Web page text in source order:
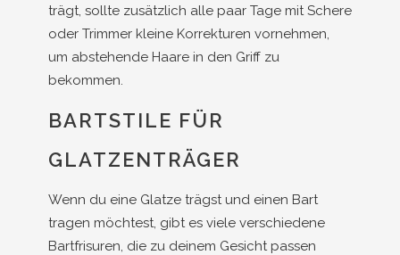
trägt, sollte zusätzlich alle paar Tage mit Schere
oder Trimmer kleine Korrekturen vornehmen,
um abstehende Haare in den Griff zu
bekommen.
BARTSTILE FÜR
GLATZENTRÄGER
Wenn du eine Glatze trägst und einen Bart
tragen möchtest, gibt es viele verschiedene
Bartfrisuren, die zu deinem Gesicht passen